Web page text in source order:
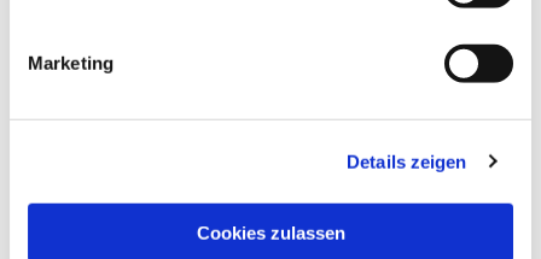
Marketing
Details zeigen
Cookies zulassen